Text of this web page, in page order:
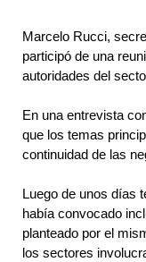
Marcelo Rucci,
participó de una
autoridades del
En una entrevista
que los temas
continuidad de las
Luego de unos días
había convocado
planteado por el
los sectores